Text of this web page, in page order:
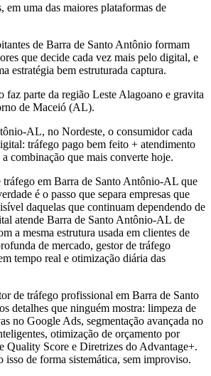
em uma das maiores plataformas de
de Barra de Santo Antônio formam
que decide cada vez mais pelo digital, e
estratégia bem estruturada captura.
faz parte da região Leste Alagoano e gravita
de Maceió (AL).
AL, no Nordeste, o consumidor cada
tráfego pago bem feito + atendimento
combinação que mais converte hoje.
tráfego em Barra de Santo Antônio-AL que
é o passo que separa empresas que
daquelas que continuam dependendo de
atende Barra de Santo Antônio-AL de
a mesma estrutura usada em clientes de
de mercado, gestor de tráfego
tempo real e otimização diária das
de tráfego profissional em Barra de Santo
detalhes que ninguém mostra: limpeza de
no Google Ads, segmentação avançada no
otimização de orçamento por
Quality Score e Diretrizes do Advantage+.
de forma sistemática, sem improviso.